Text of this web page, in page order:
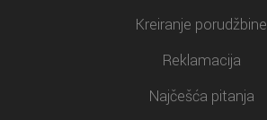
Kreiranje porudžbine
Reklamacija
Najčešća pitanja